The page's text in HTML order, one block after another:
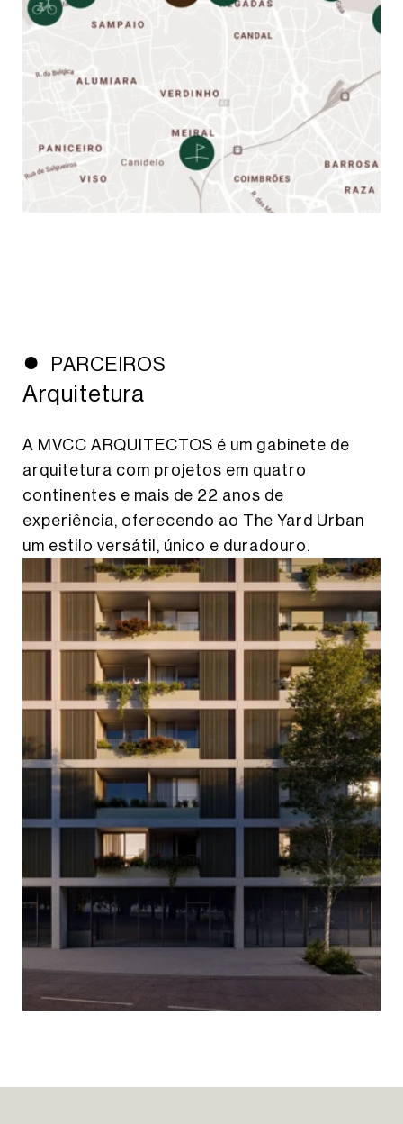
NOTÍCIAS
PARCEIROS
Arquitetura
A MVCC ARQUITECTOS é um gabinete de
arquitetura com projetos em quatro
continentes e mais de 22 anos de
experiência, oferecendo ao The Yard Urban
um estilo versátil, único e duradouro.